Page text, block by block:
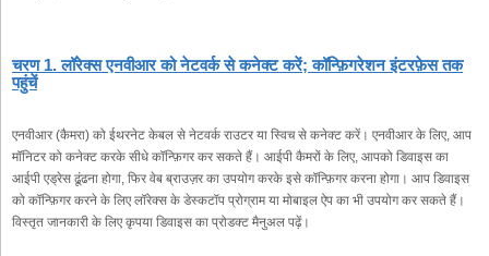
चरण 1. लॉरेक्स एनवीआर को नेटवर्क से कनेक्ट करें; कॉन्फ़िगरेशन इंटरफ़ेस तक
पहुंचें
एनवीआर (कैमरा) को ईथरनेट केबल से नेटवर्क राउटर या स्विच से कनेक्ट करें। एनवीआर के लिए, आप
मॉनिटर को कनेक्ट करके सीधे कॉन्फ़िगर कर सकते हैं। आईपी कैमरों के लिए, आपको डिवाइस का
आईपी एड्रेस ढूंढना होगा, फिर वेब ब्राउज़र का उपयोग करके इसे कॉन्फ़िगर करना होगा। आप डिवाइस
को कॉन्फ़िगर करने के लिए लॉरेक्स के डेस्कटॉप प्रोग्राम या मोबाइल ऐप का भी उपयोग कर सकते हैं।
विस्तृत जानकारी के लिए कृपया डिवाइस का प्रोडक्ट मैनुअल पढ़ें।